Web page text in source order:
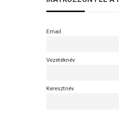
Email
Vezetéknév
Keresztnév